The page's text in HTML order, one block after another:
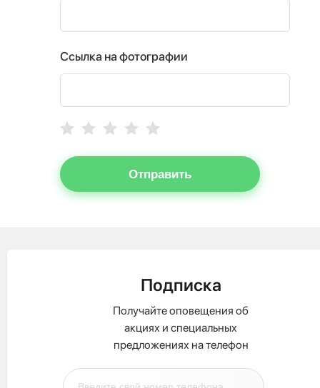
Ссылка на фотографии
Отправить
Подписка
Получайте оповещения об
акциях и специальных
предложениях на телефон